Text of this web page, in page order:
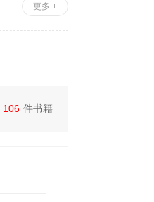
更多 +
106 件书籍